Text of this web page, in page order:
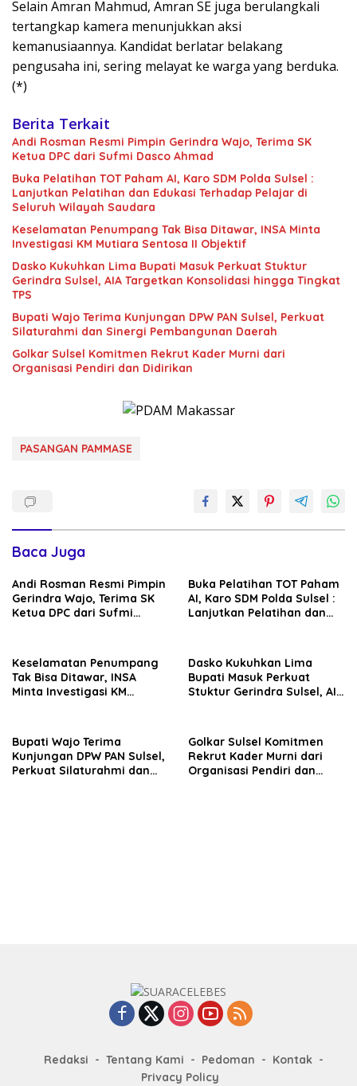
Selain Amran Mahmud, Amran SE juga berulangkali
tertangkap kamera menunjukkan aksi
kemanusiaannya. Kandidat berlatar belakang
pengusaha ini, sering melayat ke warga yang berduka.
(*)
Berita Terkait
Andi Rosman Resmi Pimpin Gerindra Wajo, Terima SK
Ketua DPC dari Sufmi Dasco Ahmad
Buka Pelatihan TOT Paham AI, Karo SDM Polda Sulsel :
Lanjutkan Pelatihan dan Edukasi Terhadap Pelajar di
Seluruh Wilayah Saudara
Keselamatan Penumpang Tak Bisa Ditawar, INSA Minta
Investigasi KM Mutiara Sentosa II Objektif
Dasko Kukuhkan Lima Bupati Masuk Perkuat Stuktur
Gerindra Sulsel, AIA Targetkan Konsolidasi hingga Tingkat
TPS
Bupati Wajo Terima Kunjungan DPW PAN Sulsel, Perkuat
Silaturahmi dan Sinergi Pembangunan Daerah
Golkar Sulsel Komitmen Rekrut Kader Murni dari
Organisasi Pendiri dan Didirikan
PASANGAN PAMMASE
Baca Juga
Andi Rosman Resmi Pimpin
Gerindra Wajo, Terima SK
Ketua DPC dari Sufmi
Buka Pelatihan TOT Paham
AI, Karo SDM Polda Sulsel :
Lanjutkan Pelatihan dan
Keselamatan Penumpang
Tak Bisa Ditawar, INSA
Minta Investigasi KM
Dasko Kukuhkan Lima
Bupati Masuk Perkuat
Stuktur Gerindra Sulsel, AIA
Bupati Wajo Terima
Kunjungan DPW PAN Sulsel,
Perkuat Silaturahmi dan
Golkar Sulsel Komitmen
Rekrut Kader Murni dari
Organisasi Pendiri dan
Redaksi Tentang Kami Pedoman
Kontak
Privacy Policy